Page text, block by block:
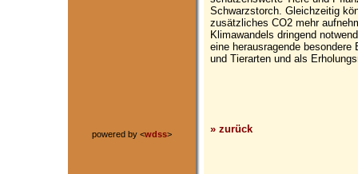
powered by <wdss>
Schwarzstorch. Gleichzeitig
zusätzliches CO2 mehr
Klimawandels dringend
eine herausragende
und Tierarten und als
» zurück